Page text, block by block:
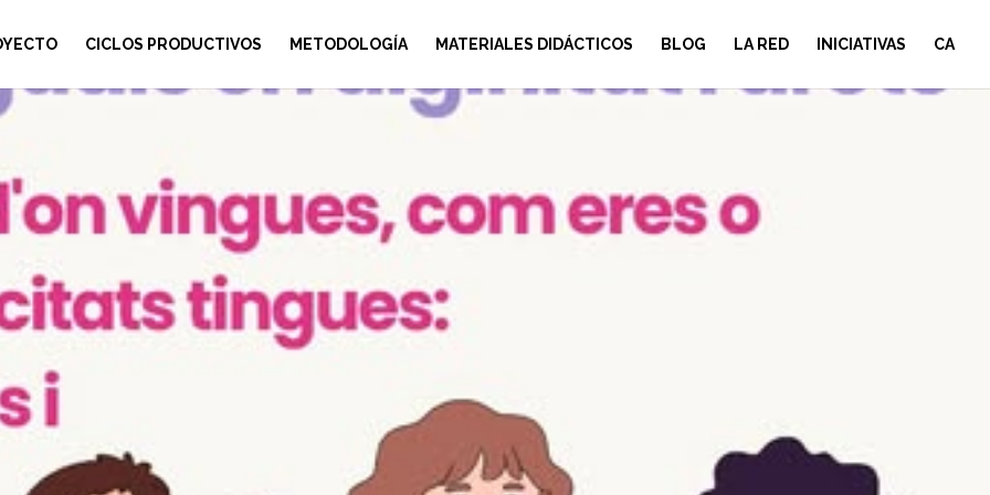
CICLOS PRODUCTIVOS METODOLOGÍA MATERIALES DIDÁCTICOS BLOG LA RED INICIATIVAS CA